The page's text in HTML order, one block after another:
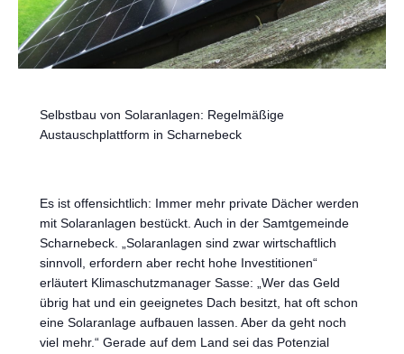
Selbstbau von Solaranlagen: Regelmäßige
Austauschplattform in Scharnebeck
Es ist offensichtlich: Immer mehr private Dächer werden
mit Solaranlagen bestückt. Auch in der Samtgemeinde
Scharnebeck. „Solaranlagen sind zwar wirtschaftlich
sinnvoll, erfordern aber recht hohe Investitionen“
erläutert Klimaschutzmanager Sasse: „Wer das Geld
übrig hat und ein geeignetes Dach besitzt, hat oft schon
eine Solaranlage aufbauen lassen. Aber da geht noch
viel mehr.“ Gerade auf dem Land sei das Potenzial